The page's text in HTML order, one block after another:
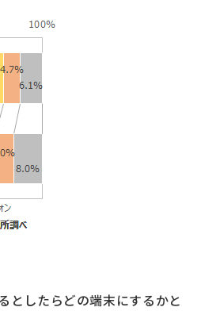
としたらどの端末にするかと